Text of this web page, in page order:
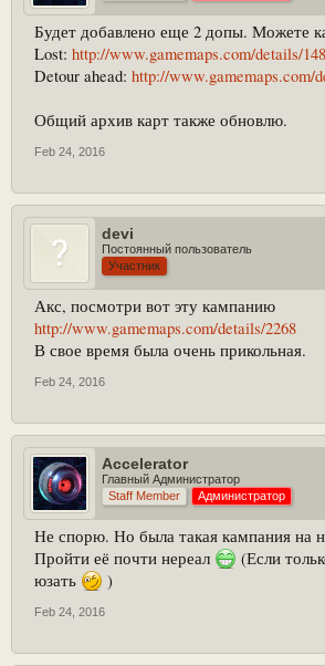
Будет добавлено еще 2 допы. Можете
Lost: http://www.gamemaps.com/details/
Detour ahead: http://www.gamemaps.com/
Общий архив карт также обновлю.
Feb 24, 2016
devi
Постоянный пользователь
Участник
Акс, посмотри вот эту кампанию
http://www.gamemaps.com/details/2268
В свое время была очень прикольная.
Feb 24, 2016
Accelerator
Главный Администратор
Staff Member
Администратор
Не спорю. Но была такая кампания на
Пройти её почти нереал
(Если
юзать
)
Feb 24, 2016